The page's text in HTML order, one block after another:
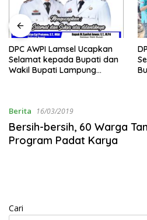
DPC AWPI Lamsel Ucapkan
Selamat kepada Bupati dan
Wakil Bupati Lampung
Berita
16/03/2019
Bersih-bersih, 60 Warga
Program Padat Karya
Cari